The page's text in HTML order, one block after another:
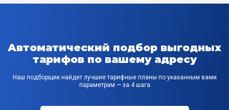
Автоматический подбор выгодных
тарифов по вашему адресу
Наш подборщик найдет лучшие тарифные планы по указанным вами
параметрам — за 4 шага